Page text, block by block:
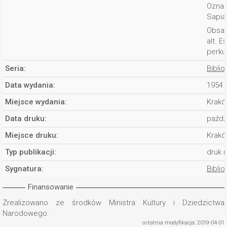
alt.
Seria:
Data wydania:
1954
Miejsce wydania:
Data druku:
Miejsce druku:
Typ publikacji:
druk
Sygnatura:
Finansowanie
Zrealizowano ze środków Ministra Kultury i Dziedzictwa
Narodowego.
ostatnia modyfikacja: 2019-04-01